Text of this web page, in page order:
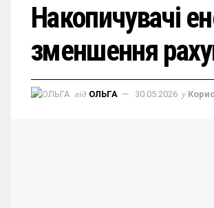
Накопичувачі
зменшення
від ОЛЬГА 30.05.2026 у